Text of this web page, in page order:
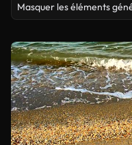
Masquer les éléments